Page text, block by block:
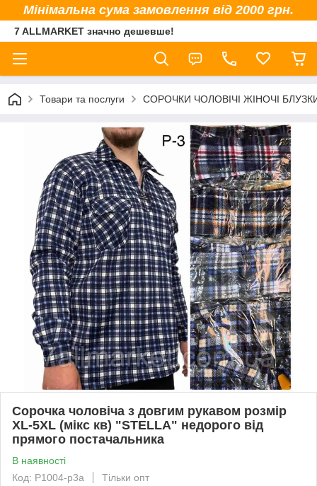
Мінімальна сума замовлення від 2000 грн.
7 ALLMARKET значно дешевше!
Товари та послуги СОРОЧКИ ЧОЛОВІЧІ ЖІНОЧІ
Сорочка чоловіча з довгим рукавом розмір
XL-5XL (мікс кв) "STELLA" недорого від
прямого постачальника
В наявності
Код: P1004-p3a
Тільки опт